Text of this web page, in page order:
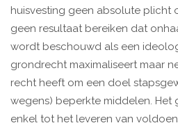
huisvesting geen absolute plicht
geen resultaat bereiken dat
wordt beschouwd als een
grondrecht maximaliseert maar
recht heeft om een doel
wegens) beperkte middelen.
enkel tot het leveren van